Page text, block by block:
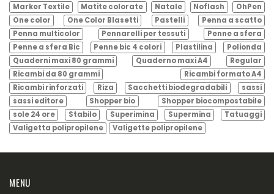
Marker Textile
Matite colorate Natale Noflash
OhPen
One color
One Color Blasetti Pastelli
Penna a scatto
Penna multicolor
Pennarelli per tessuti
Penne a sfera
Penne a sfera Bic
Penne bic 4 colori Plastilina
Polionda
Quaderni maxi 80 grammi
Quaderno maxi A4
Regular
Ricambi da 80 grammi
Ricambi formato A4
Ricambi rinforzati
Riza Sacchetti biodegradabili
sassi
sassi editore
Shopper bio
Shopper biocompostabile
sole 24 ore
Stabilo Superimina Supermina
Tatuaggi
Valigetta polipropilene
Valigette polipropilene
MENU